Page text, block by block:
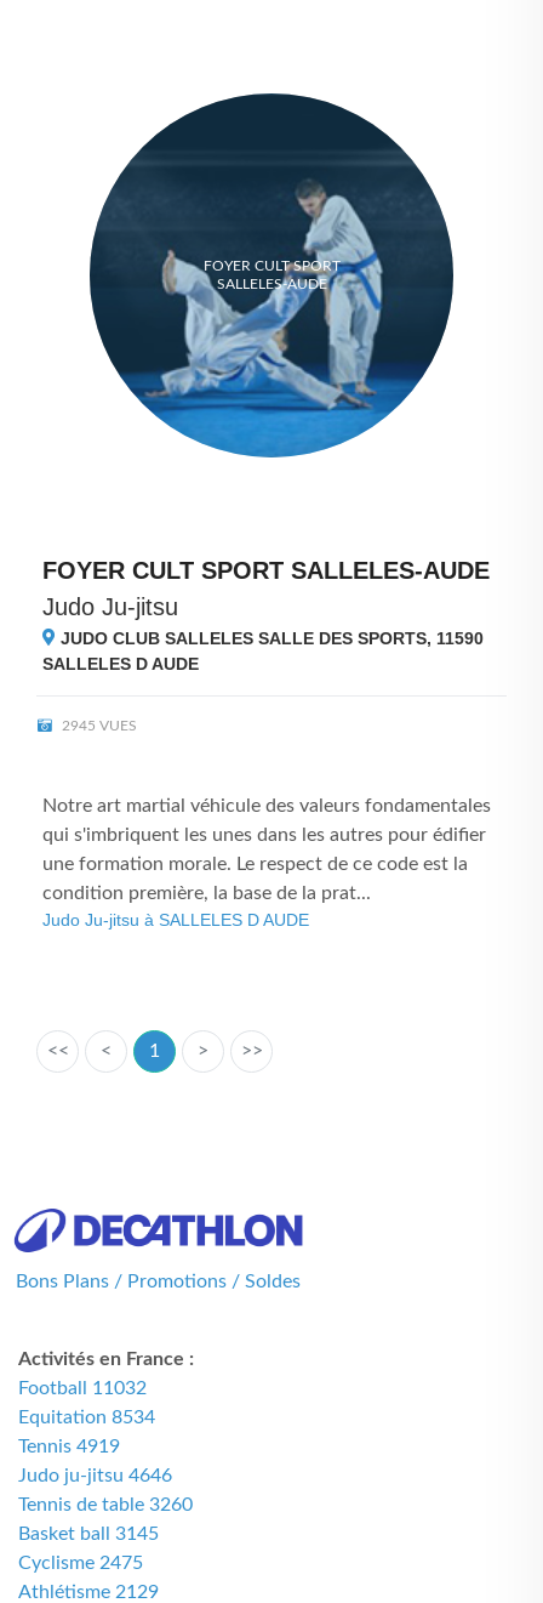
FOYER CULT SPORT
SALLELES-AUDE
FOYER CULT SPORT SALLELES-AUDE
Judo Ju-jitsu
JUDO CLUB SALLELES SALLE DES SPORTS, 11590
SALLELES D AUDE
2945 VUES
Notre art martial véhicule des valeurs fondamentales
qui s'imbriquent les unes dans les autres pour édifier
une formation morale. Le respect de ce code est la
condition première, la base de la prat...
Judo Ju-jitsu à SALLELES D AUDE
<< < 1 > >>
Bons Plans / Promotions / Soldes
Activités en France :
Football 11032
Equitation 8534
Tennis 4919
Judo ju-jitsu 4646
Tennis de table 3260
Basket ball 3145
Cyclisme 2475
Athlétisme 2129